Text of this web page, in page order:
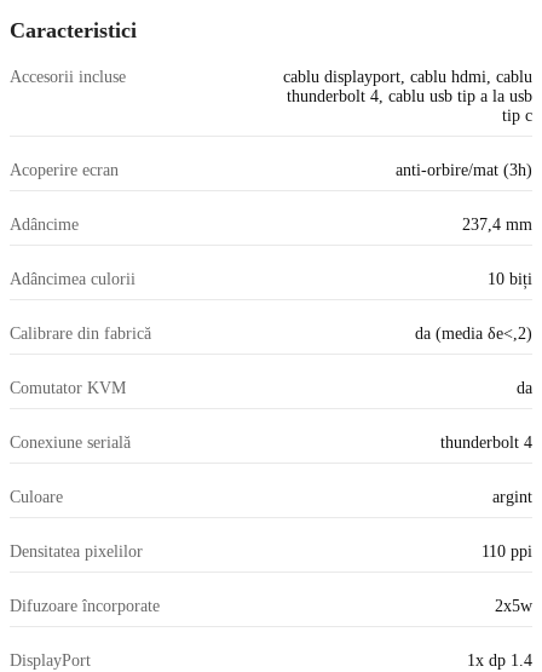
Caracteristici
Accesorii incluse
cablu displayport, cablu hdmi, cablu
thunderbolt 4, cablu usb tip a la usb
tip c
Acoperire ecran anti-orbire/mat (3h)
Adâncime 237,4 mm
Adâncimea culorii 10 biți
Calibrare din fabrică da (media δe<,2)
Comutator KVM da
Conexiune serială thunderbolt 4
Culoare argint
Densitatea pixelilor 110 ppi
Difuzoare încorporate 2x5w
DisplayPort 1x dp 1.4